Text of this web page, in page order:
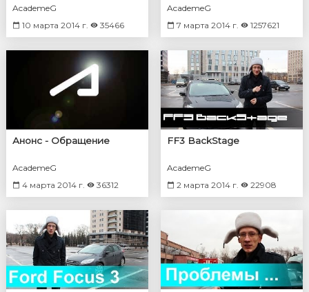
AcademeG
10 марта 2014 г.
35466
AcademeG
7 марта 2014 г.
1257621
Анонс - Обращение
AcademeG
4 марта 2014 г.
36312
FF3 BackStage
AcademeG
2 марта 2014 г.
22908